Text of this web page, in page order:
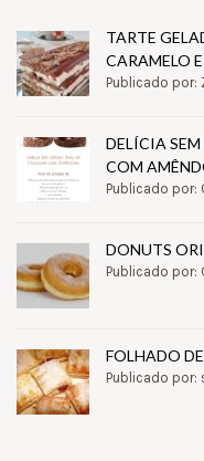
TARTE
CARAMELO
Publicado por:
DELÍCIA
COM
Publicado por:
DONUTS
Publicado por:
FOLHADO
Publicado por: